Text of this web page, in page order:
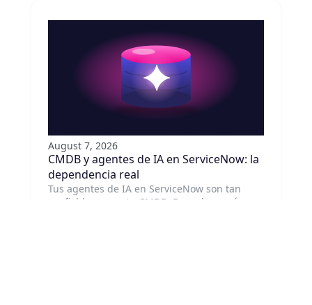
August 7, 2026
CMDB y agentes de IA en ServiceNow: la
dependencia real
Tus agentes de IA en ServiceNow son tan
confiables como tu CMDB. Descubre qué